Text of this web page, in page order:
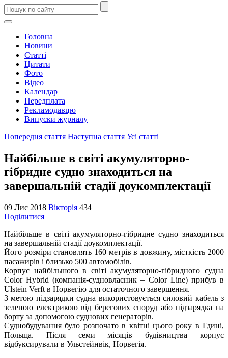
Головна
Новини
Статті
Цитати
Фото
Відео
Календар
Передплата
Рекламодавцю
Випуски журналу
Попередня стаття Наступна стаття Усі статті
Найбільше в світі акумуляторно-
гібридне судно знаходиться на
завершальній стадії доукомплектації
09 Лис 2018 Вікторія 434
Поділитися
Найбільше в світі акумуляторно-гібридне судно знаходиться
на завершальній стадії доукомплектації.
Його розміри становлять 160 метрів в довжину, місткість 2000
пасажирів і близько 500 автомобілів.
Корпус найбільшого в світі акумуляторно-гібридного судна
Color Hybrid (компанія-судновласник – Color Line) прибув в
Ulstein Verft в Норвегію для остаточного завершення.
З метою підзарядки судна використовується силовий кабель з
зеленою електрикою від берегових споруд або підзарядка на
борту за допомогою суднових генераторів.
Суднобудування було розпочато в квітні цього року в Гдині,
Польща. Після семи місяців будівництва корпус
відбуксирували в Ульстейнвік, Норвегія.